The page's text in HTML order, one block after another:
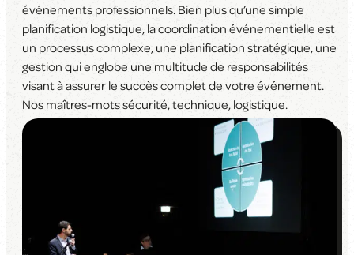
événements professionnels. Bien plus qu’une simple
planification logistique, la coordination événementielle est
un processus complexe, une planification stratégique, une
gestion qui englobe une multitude de responsabilités
visant à assurer le succès complet de votre événement.
Nos maîtres-mots sécurité, technique, logistique.